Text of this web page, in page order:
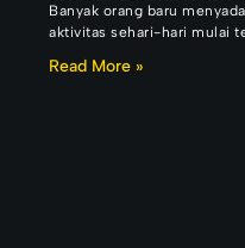
Banyak orang baru
aktivitas sehari-hari mulai
Read More »